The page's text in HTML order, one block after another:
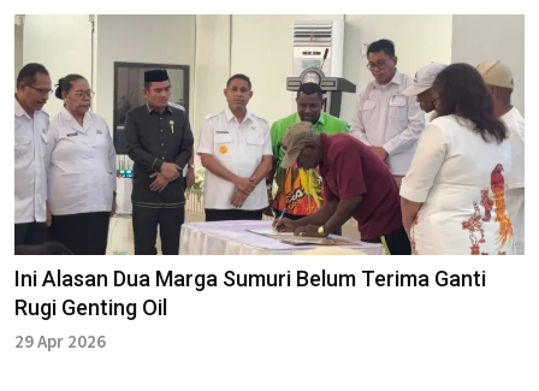
Ini Alasan Dua Marga Sumuri Belum Terima Ganti
Rugi Genting Oil
29 Apr 2026